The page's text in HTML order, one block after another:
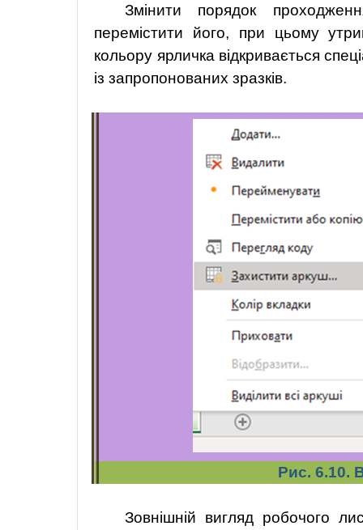
Змінити порядок
перемістити його, при цьому
кольору ярличка відкривається
із запропонованих зразків.
Рис. 6.10.
Зовнішній вигляд робочого